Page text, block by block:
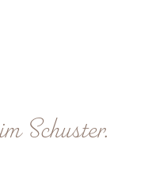
Schuster.